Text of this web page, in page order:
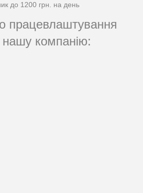
до 1200 грн. на день
працевлаштування
нашу компанію: